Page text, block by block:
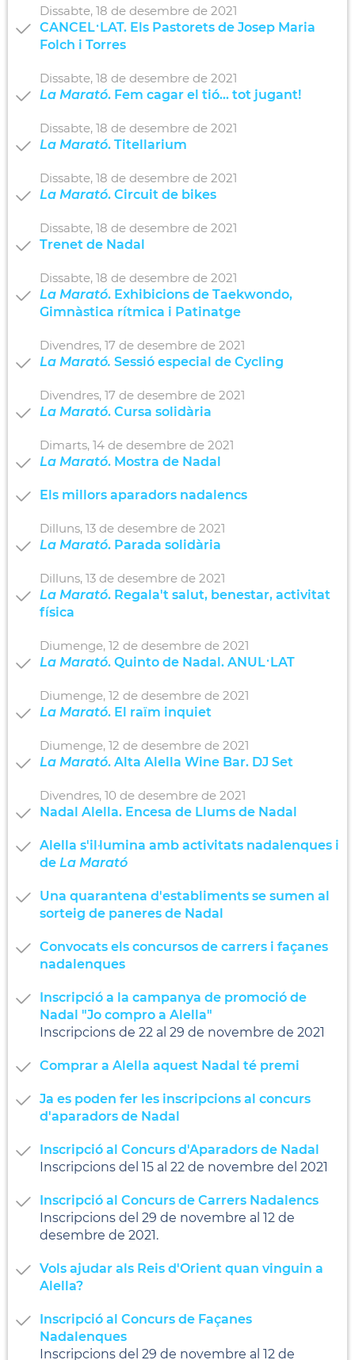
Dissabte, 18 de desembre de 2021
CANCEL·LAT. Els Pastorets de Josep Maria
Folch i Torres
Dissabte, 18 de desembre de 2021
La Marató. Fem cagar el tió... tot jugant!
Dissabte, 18 de desembre de 2021
La Marató. Titellarium
Dissabte, 18 de desembre de 2021
La Marató. Circuit de bikes
Dissabte, 18 de desembre de 2021
Trenet de Nadal
Dissabte, 18 de desembre de 2021
La Marató. Exhibicions de Taekwondo,
Gimnàstica rítmica i Patinatge
Divendres, 17 de desembre de 2021
La Marató. Sessió especial de Cycling
Divendres, 17 de desembre de 2021
La Marató. Cursa solidària
Dimarts, 14 de desembre de 2021
La Marató. Mostra de Nadal
Els millors aparadors nadalencs
Dilluns, 13 de desembre de 2021
La Marató. Parada solidària
Dilluns, 13 de desembre de 2021
La Marató. Regala't salut, benestar, activitat
física
Diumenge, 12 de desembre de 2021
La Marató. Quinto de Nadal. ANUL·LAT
Diumenge, 12 de desembre de 2021
La Marató. El raïm inquiet
Diumenge, 12 de desembre de 2021
La Marató. Alta Alella Wine Bar. DJ Set
Divendres, 10 de desembre de 2021
Nadal Alella. Encesa de Llums de Nadal
Alella s'il·lumina amb activitats nadalenques i
de La Marató
Una quarantena d'establiments se sumen al
sorteig de paneres de Nadal
Convocats els concursos de carrers i façanes
nadalenques
Inscripció a la campanya de promoció de
Nadal "Jo compro a Alella"
Inscripcions de 22 al 29 de novembre de 2021
Comprar a Alella aquest Nadal té premi
Ja es poden fer les inscripcions al concurs
d'aparadors de Nadal
Inscripció al Concurs d'Aparadors de Nadal
Inscripcions del 15 al 22 de novembre del 2021
Inscripció al Concurs de Carrers Nadalencs
Inscripcions del 29 de novembre al 12 de
desembre de 2021.
Vols ajudar als Reis d'Orient quan vinguin a
Alella?
Inscripció al Concurs de Façanes
Nadalenques
Inscripcions del 29 de novembre al 12 de